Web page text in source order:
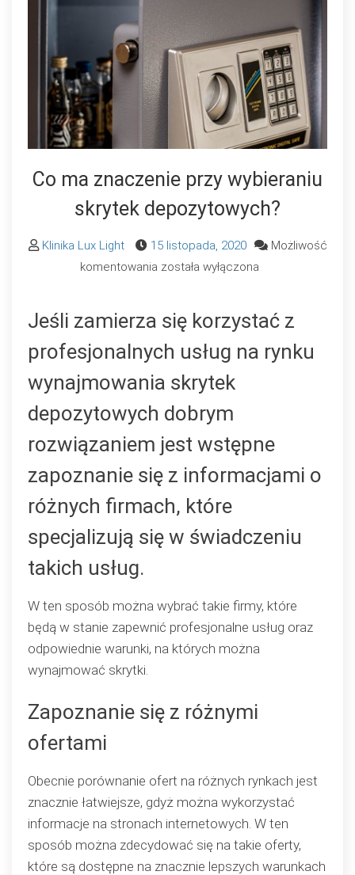
Co ma znaczenie przy wybieraniu
skrytek depozytowych?
Klinika Lux Light 15 listopada, 2020
Możliwość
komentowania Co
przy
wybieraniu
skrytek
depozytowych?
została wyłączona
Jeśli zamierza się korzystać z
profesjonalnych usług na rynku
wynajmowania skrytek
depozytowych dobrym
rozwiązaniem jest wstępne
zapoznanie się z informacjami o
różnych firmach, które
specjalizują się w świadczeniu
takich usług.
W ten sposób można wybrać takie firmy, które
będą w stanie zapewnić profesjonalne usług oraz
odpowiednie warunki, na których można
wynajmować skrytki.
Zapoznanie się z różnymi
ofertami
Obecnie porównanie ofert na różnych rynkach jest
znacznie łatwiejsze, gdyż można wykorzystać
informacje na stronach internetowych. W ten
sposób można zdecydować się na takie oferty,
które są dostępne na znacznie lepszych warunkach